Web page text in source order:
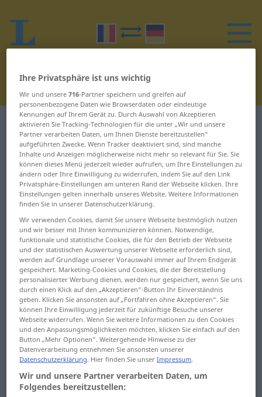
Rumänisch-Deutsch Wörterbuch R 1
Wörter auf Rumänisch, die mit R
beginnen – 'rată ...
radioactivitate
'rată
rabat
rabatabil
rabie
rabin
rablagi
rablă
rabotare
racordare
radar
rade
radia
radial
radian
radiator
Ihre Privatsphäre ist uns wichtig
Wir und unsere716-Partner speichern und greifen auf
personenbezogene Daten wie Browserdaten oder eindeutige
Kennungen auf Ihrem Gerät zu. Durch Auswahl von Akzeptieren
aktivieren Sie Tracking-Technologien für die unter „Wir und unsere
Partner verarbeiten Daten, um Ihnen Dienste bereitzustellen“
aufgeführten Zwecke. Wenn Tracker deaktiviert sind, sind manche
Inhalte und Anzeigen möglicherweise nicht mehr so relevant für Sie. Sie
können dieses Menü jederzeit wieder aufrufen, um Ihre Einstellungen zu
ändern oder Ihre Einwilligung zu widerrufen, indem Sie auf den Link
Privatsphäre-Einstellungen am unteren Rand der Webseite klicken. Ihre
Einstellungen gelten innerhalb unseres Website. Weitere Informationen
finden Sie in unserer Datenschutzerklärung.
Wir verwenden Cookies, damit Sie unsere Webseite bestmöglich nutzen
und wir besser mit Ihnen kommunizieren können. Notwendige,
funktionale und statistische Cookies, die für den Betrieb der Webseite
und der statistischen Auswertung unserer Webseite erforderlich sind,
werden auf Grundlage unserer Vorauswahl immer auf Ihrem Endgerät
gespeichert. Marketing-Cookies und Cookies, die der Bereitstellung
personalisierter Werbung dienen, werden nur gespeichert, wenn Sie uns
durch einen Klick auf den „Akzeptieren“-Button Ihr Einverständnis
geben. Klicken Sie ansonsten auf „Fortfahren ohne Akzeptieren“. Sie
können Ihre Einwilligung jederzeit für zukünftige Besuche unserer
Webseite widerrufen. Wenn Sie weitere Informationen zu den Cookies
und den Anpassungsmöglichkeiten möchten, klicken Sie einfach auf den
Button „Mehr Optionen“. Weitergehende Hinweise zu der
Datenverarbeitung entnehmen Sie ansonsten unserer
Datenschutzerklärung. Hier finden Sie unserImpressum.
Wir und unsere Partner verarbeiten Daten, um
Folgendes bereitzustellen: